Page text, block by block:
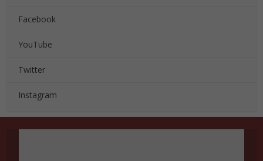
Facebook
YouTube
Twitter
Instagram